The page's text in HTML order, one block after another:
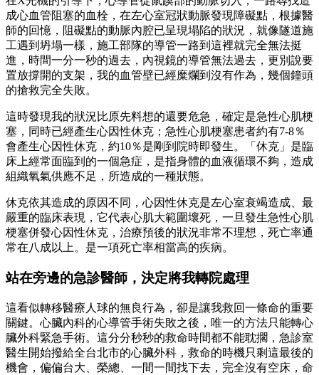
成心血管阻塞的血栓，在左心室冠狀動脈發現障礙點，根據醫
師的回憶，阻礙點的動脈內腔已呈現塌陷的狀況，就像隧道施
工遇到坍塌一樣，施工部隊的導管一路到這裡就完全無法挺
進，時間一分一秒的過去，內視鏡的導管無法過去，更別說要
置放撐開的支架，我的血管壁已經糜爛到沒有作為，幾個鐘頭
的搶救完全失敗。
這時發現我的狀況比原先料想的還要危急，確定是急性心肌梗
塞，同時已經產生心因性休克；急性心肌梗塞患者約有7-8％
會產生心因性休克，約10％是剛到院時即發生。「休克」是臨
床上經常面臨到的一個急症，是指身體的血液循環不夠，造成
組織氧氣供應不足，所造成的一種狀態。
休克依其造成的原因不同，心因性休克是左心室衰竭造成、最
嚴重的臨床表現，它代表心肌大範圍壞死，一旦發生急性心肌
梗塞併發心因性休克，治療預後的狀況非常不理想，死亡率通
常在八成以上。是一項死亡率相當高的疾病。
站在旁邊的急診醫師，決定將我轉院處理
這看似轉移醫療人球的無良行為，卻是讓我救回一條命的重要
關鍵。心臟內科的心導管手術失敗之後，唯一的方法只能轉心
臟外科緊急手術。這分分秒秒的救命時間都不能耽擱，急診室
醫生開始撥給全台北市的心臟外科，救命的時機只剩這最後的
機會，偏偏台大、榮總、一間一間找下去，完全沒有空床，命